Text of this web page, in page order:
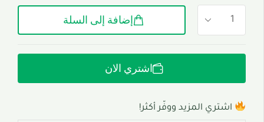
إضافة إلى السلة
اشتري الان
اشتري المزيد ووفّر أكثر!